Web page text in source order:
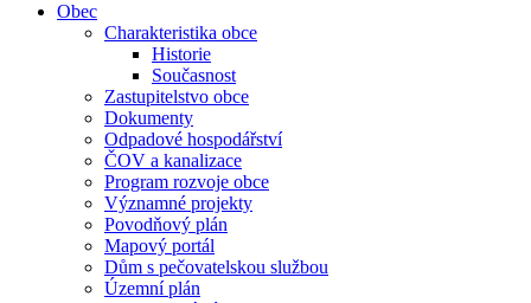
Obec
Charakteristika obce
Historie
Současnost
Zastupitelstvo obce
Dokumenty
Odpadové hospodářství
ČOV a kanalizace
Program rozvoje obce
Významné projekty
Povodňový plán
Mapový portál
Dům s pečovatelskou službou
Územní plán